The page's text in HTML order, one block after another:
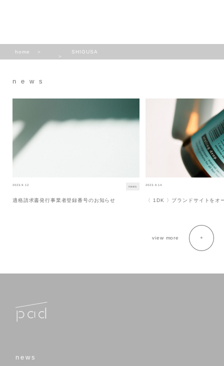
home SHIGUSA
news
2023.9.12 news
適格請求書発行事業者登録番号のお知らせ
2023.6.14
〈 1DK 〉ブランドサイトをオ
view more
news